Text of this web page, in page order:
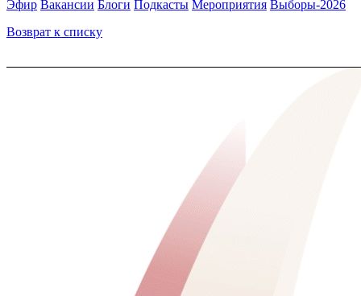
Эфир Вакансии Блоги Подкасты Мероприятия Выборы-2026
Возврат к списку